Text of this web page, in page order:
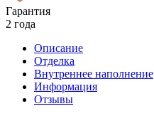
Гарантия
2 года
Описание
Отделка
Внутреннее наполнение
Информация
Отзывы